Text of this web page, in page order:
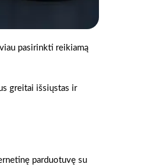
pasirinkti reikiamą
greitai išsiųstas ir
parduotuvę su